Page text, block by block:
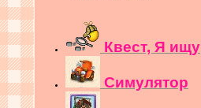
Квест, Я ищу
Симулятор